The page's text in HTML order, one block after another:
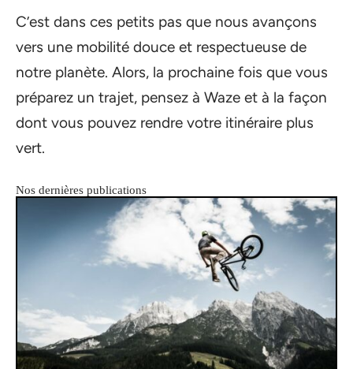
C’est dans ces petits pas que nous avançons
vers une mobilité douce et respectueuse de
notre planète. Alors, la prochaine fois que vous
préparez un trajet, pensez à Waze et à la façon
dont vous pouvez rendre votre itinéraire plus
vert.
Nos dernières publications